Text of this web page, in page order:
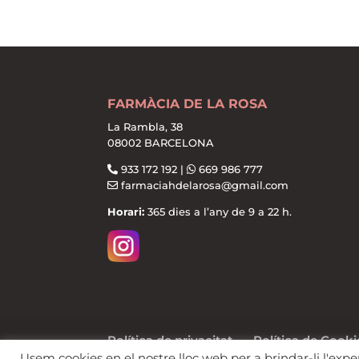
FARMÀCIA DE LA ROSA
La Rambla, 38
08002 BARCELONA
933 172 192 |
669 986 777
farmaciahdelarosa@gmail.com
Horari:365 dies a l’any de 9 a 22 h.
Política de privacitat Política de